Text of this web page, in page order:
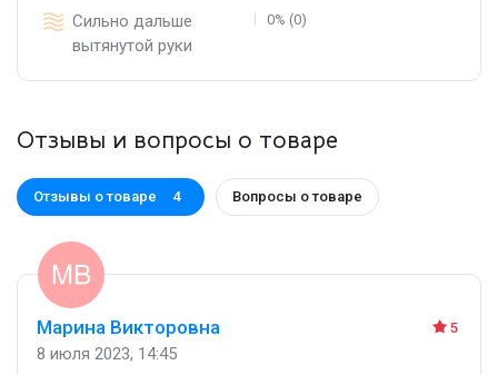
Сильно дальше
вытянутой руки
0% (0)
Отзывы и вопросы о товаре
Отзывы о товаре 4 Вопросы о товаре
5
Марина Викторовна
8 июля 2023, 14:45